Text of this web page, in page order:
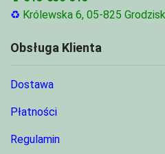
♻ Królewska 6, 05-825
Obsługa Klienta
Dostawa
Płatności
Regulamin